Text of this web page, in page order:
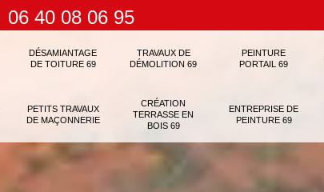
06 40 08 06 95
DÉSAMIANTAGE
DE TOITURE 69
TRAVAUX DE
DÉMOLITION 69
PEINTURE
PORTAIL 69
PETITS TRAVAUX
DE MAÇONNERIE
CRÉATION
TERRASSE EN
BOIS 69
ENTREPRISE DE
PEINTURE 69